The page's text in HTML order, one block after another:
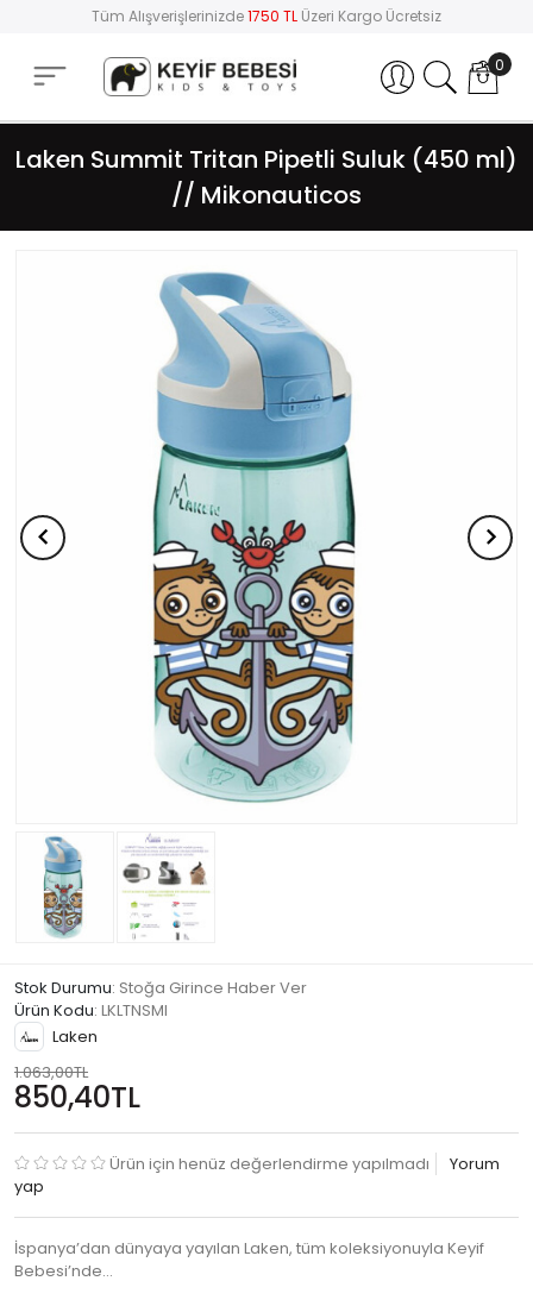
Tüm Alışverişlerinizde1750 TL Üzeri Kargo Ücretsiz
Hesabım 0
Laken Summit Tritan Pipetli Suluk (450 ml)
// Mikonauticos
Stok Durumu: Stoğa Girince Haber Ver
Ürün Kodu: LKLTNSMI
Laken
1.063,00TL
850,40TL
Ürün için henüz değerlendirme yapılmadı
Yorum
yap
İspanya’dan dünyaya yayılan Laken, tüm koleksiyonuyla Keyif
Bebesi’nde…